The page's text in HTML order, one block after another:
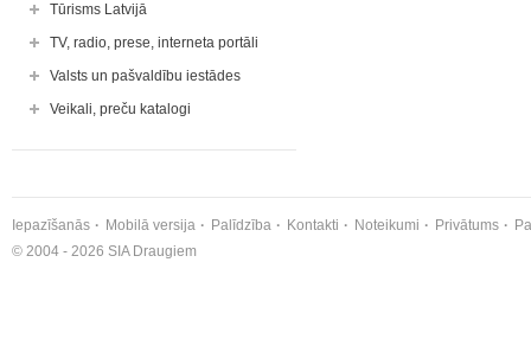
Tūrisms Latvijā
TV, radio, prese, interneta portāli
Valsts un pašvaldību iestādes
Veikali, preču katalogi
Iepazīšanās Mobilā versija Palīdzība Kontakti Noteikumi Privātums
© 2004 - 2026 SIA Draugiem